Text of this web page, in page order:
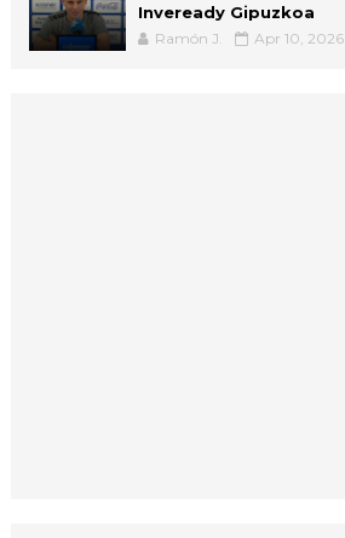
Inveready Gipuzkoa
Ramón J. Apr 10, 2026